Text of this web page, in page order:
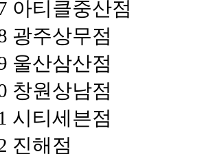
아티클중산점
광주상무점
울산삼산점
창원상남점
시티세븐점
진해점